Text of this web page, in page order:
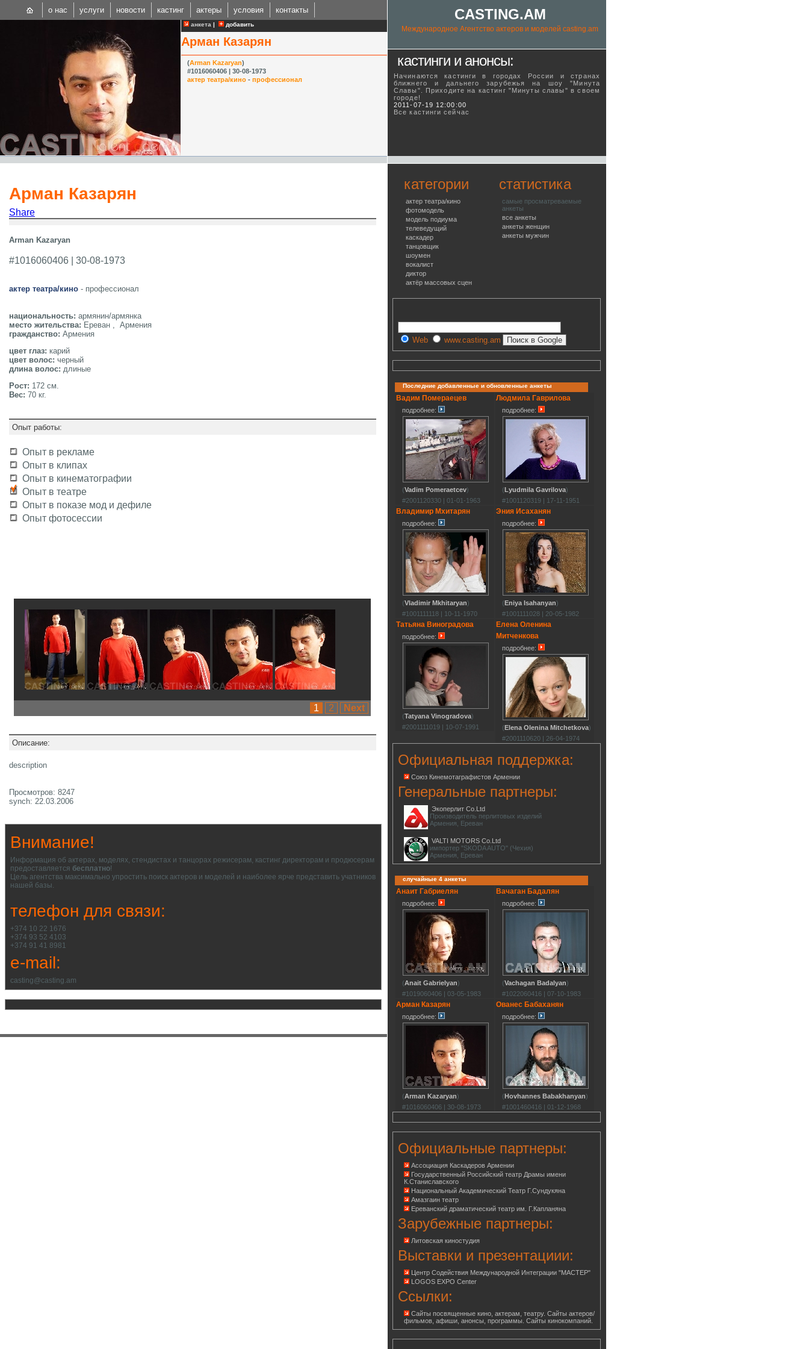
анкета | добавить
Арман Казарян
(Arman Kazaryan)
#1016060406 | 30-08-1973
актер театра/кино - профессионал
Арман Казарян
Share
Arman Kazaryan
#1016060406 | 30-08-1973
актер театра/кино - профессионал
национальность: армянин/армянка
место жительства: Ереван , Армения
гражданство: Армения
цвет глаз: карий
цвет волос: черный
длина волос: длиные
Рост: 172 см.
Вес: 70 кг.
Опыт работы:
Опыт в рекламе
Опыт в клипах
Опыт в кинематографии
Опыт в театре
Опыт в показе мод и дефиле
Опыт фотосессии
1 2 Next
Описание:
description
Просмотров: 8247
synch: 22.03.2006
Внимание!
Информация об актерах, моделях, стендистах и танцорах режисерам, кастинг директорам и продюсерам
предоставляется бесплатно!
Цель агентства максимально упростить поиск актеров и моделей и наиболее ярче представить учатников
нашей базы.
телефон для связи:
+374 10 22 1676
+374 93 52 4103
+374 91 41 8981
e-mail:
casting@casting.am
о нас услуги новости кастинг актеры условия контакты CASTING.AM
Международное Агентство актеров и моделей casting.am
кастинги и анонсы:
Начинаются кастинги в городах России и странах
ближнего и дальнего зарубежья на шоу "Минута
Славы". Приходите на кастинг "Минуты славы" в своeм
городе!
2011-07-19 12:00:00
Все кастинги сейчас
категории
актер театра/кино
фотомодель
модель подиума
телеведущий
каскадер
танцовщик
шоумен
вокалист
диктор
актёр массовых сцен
статистика
самые просматреваемые
анкеты
все анкеты
анкеты женщин
анкеты мужчин
Web www.casting.am
Последние добавленные и обновленные анкеты
Вадим Помераецев
подробнее:
(Vadim Pomeraetcev)
#2001120330 | 01-01-1963
Людмила Гаврилова
подробнее:
(Lyudmila Gavrilova)
#1001120319 | 17-11-1951
Владимир Мхитарян
подробнее:
(Vladimir Mkhitaryan)
#1001111118 | 10-11-1970
Эния Исаханян
подробнее:
(Eniya Isahanyan)
#1001111028 | 20-05-1982
Татьяна Виноградова
подробнее:
(Tatyana Vinogradova)
#2001111019 | 10-07-1991
Елена Оленина
Митченкова
подробнее:
(Elena Olenina Mitchetkova)
#2001110620 | 26-04-1974
Официальная поддержка:
Союз Кинемотаграфистов Армении
Генеральные партнеры:
Экоперлит Co.Ltd
Производитель перлитовых изделий
Армения, Ереван
VALTI MOTORS Co.Ltd
импортер "SKODA AUTO" (Чехия)
Армения, Ереван
случайные 4 анкеты
Анаит Габриелян
подробнее:
(Anait Gabrielyan)
#1019060406 | 03-05-1983
Вачаган Бадалян
подробнее:
(Vachagan Badalyan)
#1022060416 | 07-10-1983
Арман Казарян
подробнее:
(Arman Kazaryan)
#1016060406 | 30-08-1973
Ованес Бабаханян
подробнее:
(Hovhannes Babakhanyan)
#1001460416 | 01-12-1968
Официальные партнеры:
Ассоциация Каскадеров Армении
Государственный Российский театр Драмы имени
К.Станиславского
Национальный Академический Театр Г.Сундукяна
Амазгаин театр
Ереванский драматический театр им. Г.Капланяна
Зарубежные партнеры:
Литовская киностудия
Выставки и презентациии:
Центр Содействия Международной Интеграции "МАСТЕР"
LOGOS EXPO Center
Ссылки:
Сайты посвященные кино, актерам, театру. Сайты актеров/
фильмов, афиши, анонсы, программы. Сайты кинокомпаний.